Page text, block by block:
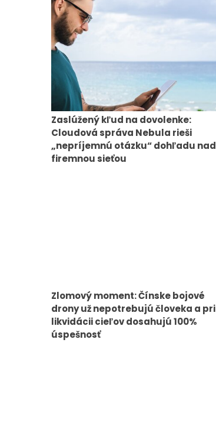
Zaslúžený kľud na dovolenke:
Cloudová správa Nebula rieši
„nepríjemnú otázku“ dohľadu nad
firemnou sieťou
Zlomový moment: Čínske bojové
drony už nepotrebujú človeka a pri
likvidácii cieľov dosahujú 100%
úspešnosť